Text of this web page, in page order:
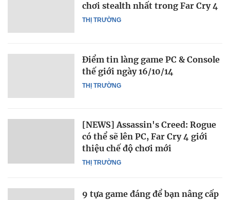
THỊ TRƯỜNG
chơi stealth nhất trong Far Cry 4
THỊ TRƯỜNG
Điểm tin làng game PC & Console
thế giới ngày 16/10/14
THỊ TRƯỜNG
[NEWS] Assassin's Creed: Rogue
có thể sẽ lên PC, Far Cry 4 giới
thiệu chế độ chơi mới
9 tựa game đáng để bạn nâng cấp